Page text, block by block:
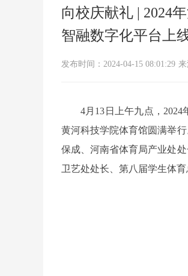
向校庆献礼 | 2024
智融数字化平台上
发布时间：2024-04-15 08:01:29 来
4月13日上午九点，
黄河科技学院体育馆圆满举
保成、河南省体育局产业处
卫艺处处长、第八届学生体